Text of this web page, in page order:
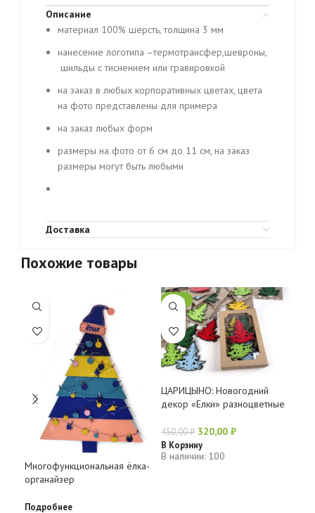
Описание
материал 100% шерсть, толщина 3 мм
нанесение логотипа –термотрансфер,шевроны,
шильды с тиснением или гравировкой
на заказ в любых корпоративных цветах, цвета
на фото представлены для примера
на заказ любых форм
размеры на фото от 6 см до 11 см, на заказ
размеры могут быть любыми
Доставка
Похожие товары
Многофункциональная ёлка-
органайзер
Подробнее
-29%
ЦАРИЦЫНО: Новогодний
декор «Елки» разноцветные
450,00₽ 320,00 ₽
В Корзину
В наличии: 100